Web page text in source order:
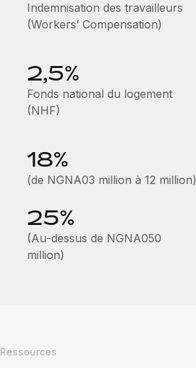
Indemnisation des travailleurs
(Workers’ Compensation)
2,5%
Fonds national du logement
(NHF)
18%
(de NGNA03 million à 12 million)
25%
(Au‑dessus de NGNA050
million)
Ressources